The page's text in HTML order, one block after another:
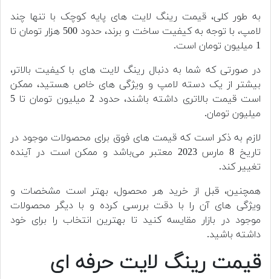
به طور کلی، قیمت رینگ لایت های پایه کوچک با تنها چند
لامپ، با توجه به کیفیت ساخت و برند، حدود 500 هزار تومان تا
1 میلیون تومان است.
در صورتی که شما به دنبال رینگ لایت های با کیفیت بالاتر،
بیشتر از یک دسته لامپ و ویژگی های خاص هستید، ممکن
است قیمت بالاتری داشته باشند، حدود 2 میلیون تومان تا 5
میلیون تومان.
لازم به ذکر است که قیمت های فوق برای محصولات موجود در
تاریخ 8 مارس 2023 معتبر می‌باشد و ممکن است در آینده
تغییر کند.
همچنین، قبل از خرید هر محصول، بهتر است مشخصات و
ویژگی های آن را با دقت بررسی کرده و با دیگر محصولات
موجود در بازار مقایسه کنید تا بهترین انتخاب را برای خود
داشته باشید.
قیمت رینگ لایت حرفه ای